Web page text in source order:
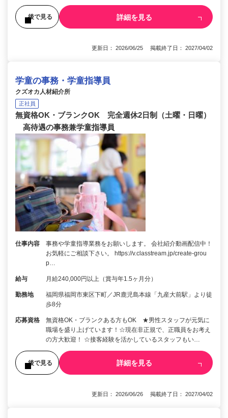
後で見る 詳細を見る
更新日： 2026/06/25 掲載終了日： 2027/04/02
学童の事務・学童指導員
クズオカ人材紹介所
正社員
無資格OK・ブランクOK 完全週休2日制（土曜・日曜）
高待遇の事務兼学童指導員
仕事内容
事務や学童指導業務をお願いします。 会社紹介動画配信中！
お気軽にご相談下さい。 https://v.classtream.jp/create-grou
p…
給与 月給240,000円以上（賞与年1.5ヶ月分）
勤務地
福岡県福岡市東区下町／JR鹿児島本線「九産大前駅」より徒
歩8分
応募資格
無資格OK・ブランクある方もOK ★男性スタッフが元気に
職場を盛り上げています！☆現在非正規で、正職員をお考え
の方大歓迎！ ☆接客経験を活かしているスタッフもい…
後で見る 詳細を見る
更新日： 2026/06/26 掲載終了日： 2027/04/02